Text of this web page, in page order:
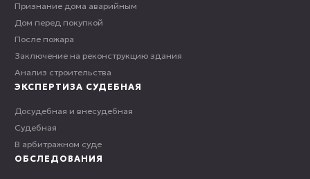
Признание дома аварийным
Дом перед покупкой
После пожара
Заключение на реконструкцию здания
Анализ строительства
ЭКСПЕРТИЗА СУДЕБНАЯ
Досудебная и внесудебная
Судебная
В арбитражном суде
ОБСЛЕДОВАНИЯ